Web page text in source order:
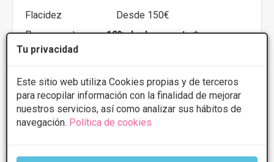
Tu privacidad
Este sitio web utiliza Cookies propias y de terceros
para recopilar información con la finalidad de mejorar
nuestros servicios, así como analizar sus hábitos de
navegación. Política de cookies
Flacidez
Desde 150€
Presupuestos con10% de descuento *
CONSULTAR/CITA/PRESUPUESTO
Más información